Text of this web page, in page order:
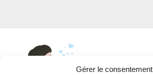
Gérer le consentement